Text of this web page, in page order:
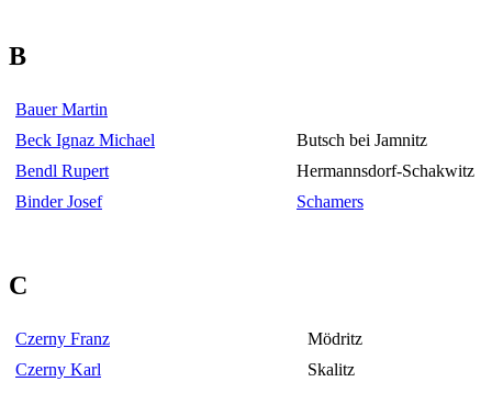
B
Bauer Martin
Beck Ignaz Michael
Butsch bei Jamnitz
Bendl Rupert
Hermannsdorf-Schakwitz
Binder Josef
Schamers
C
Czerny Franz
Mödritz
Czerny Karl
Skalitz